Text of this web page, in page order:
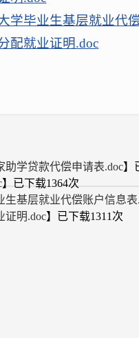
学毕业生基层就业代
配就业证明.doc
助学贷款代偿申请表.doc】
】已下载1364次
生基层就业代偿账户信息表
证明.doc】已下载1311 次